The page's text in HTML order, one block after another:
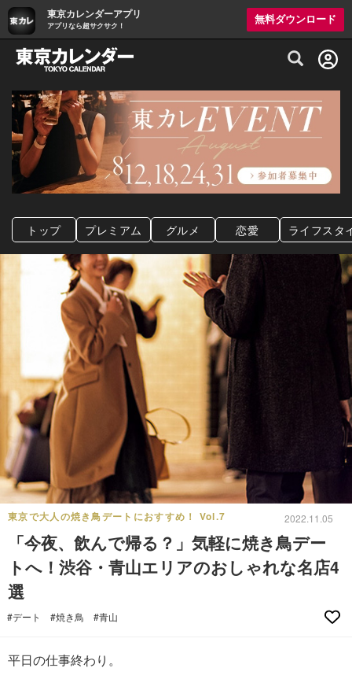
東京カレンダーアプリ
アプリなら超サクサク！
無料ダウンロード
グルメ情報・プレミアムレストラン予約
トップ プレミアム グルメ 恋愛 ライフスタ
東京で大人の焼き鳥デートにおすすめ！ Vol.7 2022.11.05
「今夜、飲んで帰る？」気軽に焼き鳥デー
トへ！渋谷・青山エリアのおしゃれな名店4
選
#デート #焼き鳥 #青山
平日の仕事終わり。